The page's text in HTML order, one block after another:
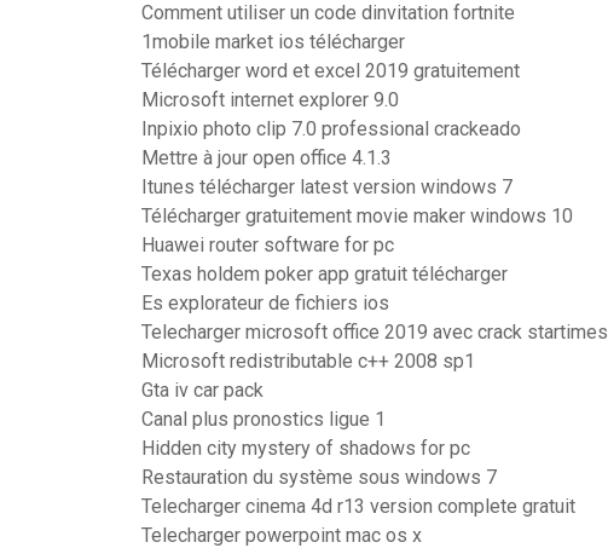
Comment utiliser un code dinvitation fortnite
1mobile market ios télécharger
Télécharger word et excel 2019 gratuitement
Microsoft internet explorer 9.0
Inpixio photo clip 7.0 professional crackeado
Mettre à jour open office 4.1.3
Itunes télécharger latest version windows 7
Télécharger gratuitement movie maker windows 10
Huawei router software for pc
Texas holdem poker app gratuit télécharger
Es explorateur de fichiers ios
Telecharger microsoft office 2019 avec crack startimes
Microsoft redistributable c++ 2008 sp1
Gta iv car pack
Canal plus pronostics ligue 1
Hidden city mystery of shadows for pc
Restauration du système sous windows 7
Telecharger cinema 4d r13 version complete gratuit
Telecharger powerpoint mac os x